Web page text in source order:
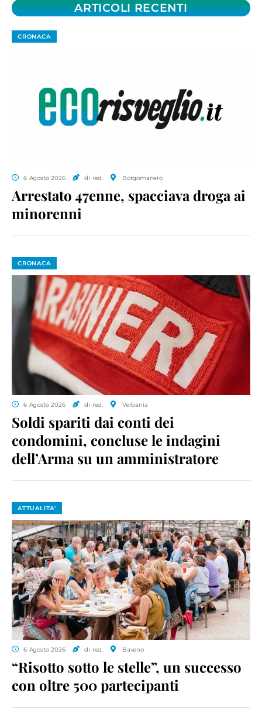
ARTICOLI RECENTI
CRONACA
6 Agosto 2026 di red. Borgomanero
Arrestato 47enne, spacciava droga ai
minorenni
CRONACA
6 Agosto 2026 di red. Verbania
Soldi spariti dai conti dei
condomini, concluse le indagini
dell’Arma su un amministratore
ATTUALITA'
6 Agosto 2026 di red. Baveno
“Risotto sotto le stelle”, un successo
con oltre 500 partecipanti